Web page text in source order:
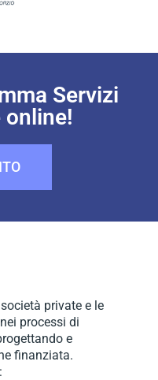
Servizi
online!
private e le
processi di
e
finanziata.